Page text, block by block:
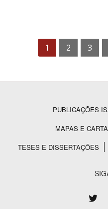
1 2 3
Rodapé
PUBLICAÇÕES
MAPAS E
TESES E DISSERTAÇÕES